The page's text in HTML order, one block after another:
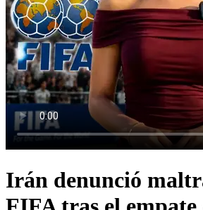
Irán denunció